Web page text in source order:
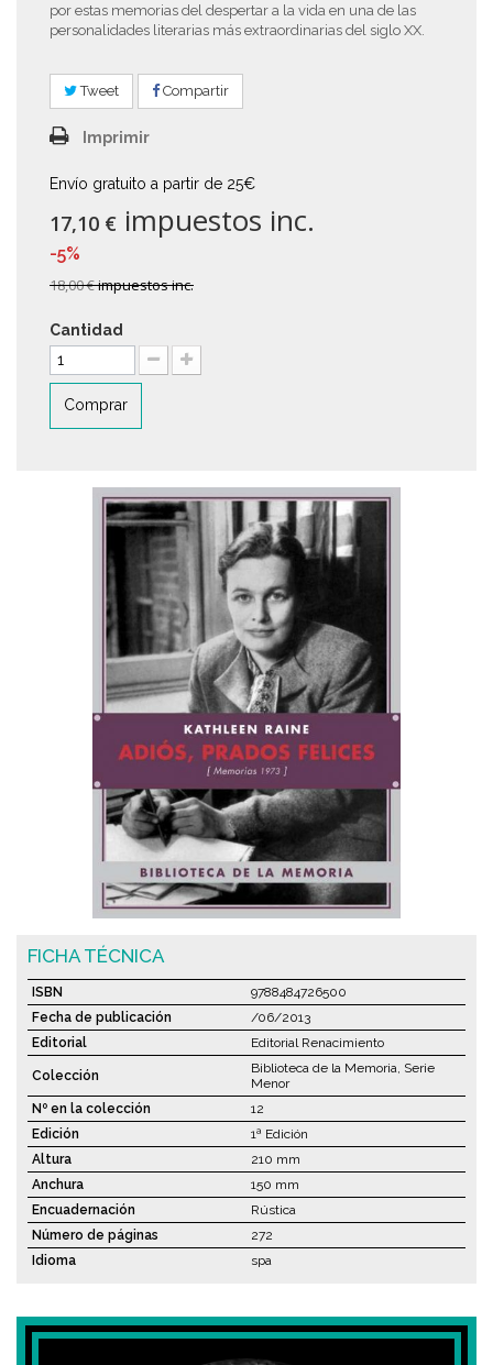
por estas memorias del despertar a la vida en una de las
personalidades literarias más extraordinarias del siglo XX.
Tweet Compartir
Imprimir
Envío gratuito a partir de 25€
17,10 € impuestos inc.
-5%
18,00 €impuestos inc.
Cantidad
Comprar
FICHA TÉCNICA
ISBN
9788484726500
Fecha de publicación
/06/2013
Editorial
Editorial Renacimiento
Colección
Biblioteca de la Memoria, Serie
Menor
Nº en la colección
12
Edición
1ª Edición
Altura
210 mm
Anchura
150 mm
Encuadernación
Rústica
Número de páginas
272
Idioma
spa